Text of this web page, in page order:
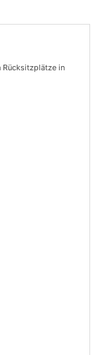
Rücksitzplätze in